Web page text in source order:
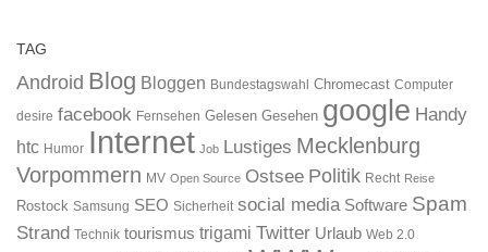
TAG
Android Blog Bloggen Bundestagswahl Chromecast Computer
desire facebook Fernsehen Gelesen Gesehen google Handy
htc Humor Internet Job Lustiges Mecklenburg
Vorpommern MV Open Source Ostsee Politik Recht Reise
Rostock Samsung SEO Sicherheit social media Software Spam
Strand Technik tourismus trigami Twitter Urlaub Web 2.0